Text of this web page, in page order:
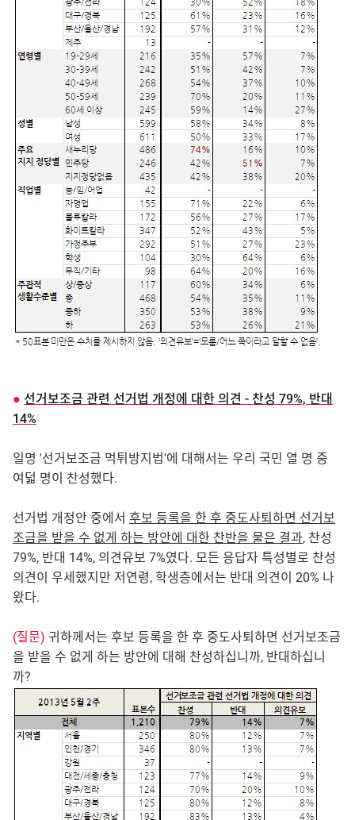
● 선거보조금 관련 선거법 개정에 대한 의견 - 찬성 79%, 반대
14%
일명 '선거보조금 먹튀방지법'에 대해서는 우리 국민 열 명 중
여덟 명이 찬성했다.
선거법 개정안 중에서 후보 등록을 한 후 중도사퇴하면 선거보
조금을 받을 수 없게 하는 방안에 대한 찬반을 물은 결과, 찬성
79%, 반대 14%, 의견유보 7%였다. 모든 응답자 특성별로 찬성
의견이 우세했지만 저연령, 학생층에서는 반대 의견이 20% 나
왔다.
(질문) 귀하께서는 후보 등록을 한 후 중도사퇴하면 선거보조금
을 받을 수 없게 하는 방안에 대해 찬성하십니까, 반대하십니
까?